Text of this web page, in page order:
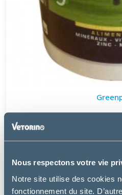
Nous respectons votre vie
Notre site utilise des cookies
fonctionnement du site.